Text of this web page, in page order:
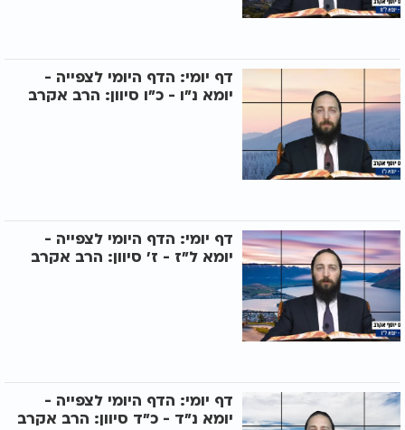
דף יומי: הדף היומי לצפייה -
יומא נ"ו - כ"ו סיוון: הרב אקרב
דף יומי: הדף היומי לצפייה -
יומא ל"ז - ז’ סיוון: הרב אקרב
דף יומי: הדף היומי לצפייה -
יומא נ"ד - כ"ד סיוון: הרב אקרב